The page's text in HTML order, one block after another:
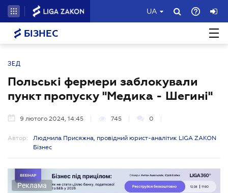
UA
БІЗНЕС
ЗЕД
Польські фермери заблокували
пункт пропуску "Медика - Шегині"
9 лютого 2024, 14:45 745 0
Автор:
Людмила Присяжна, провідний юрист-аналітик LIGA ZAKON
Бізнес
Реклама